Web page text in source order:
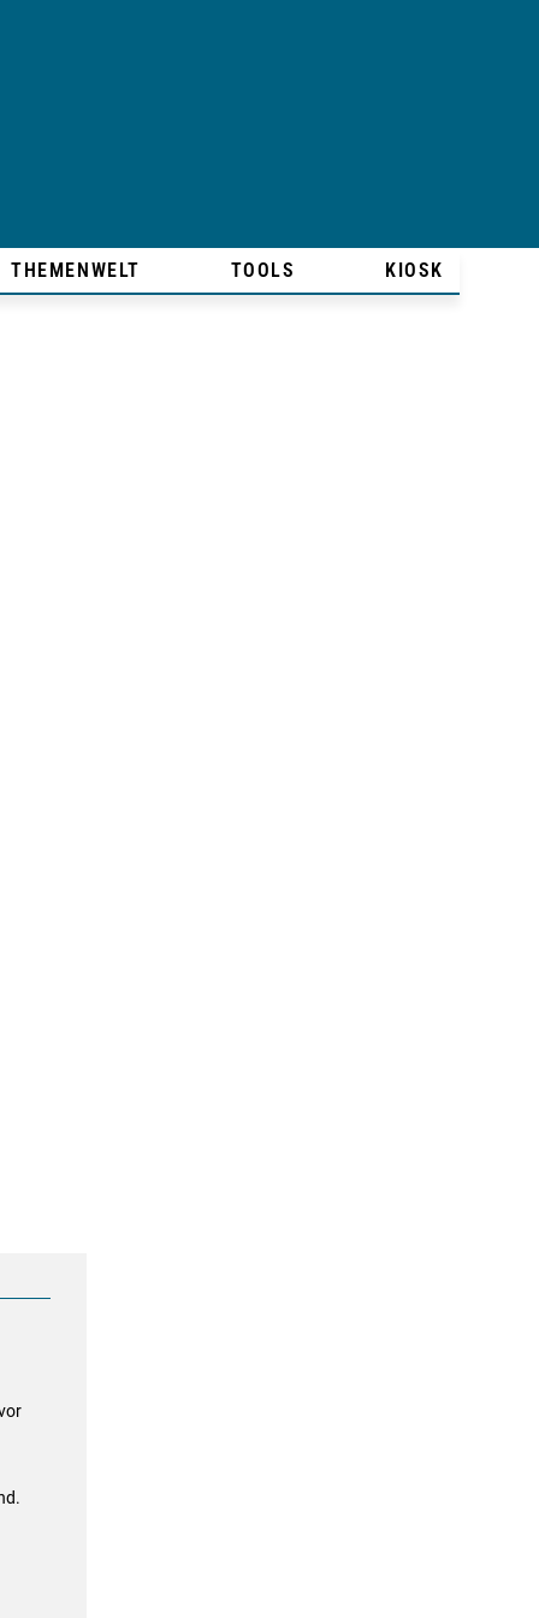
THEMENWELT TOOLS KIOSK